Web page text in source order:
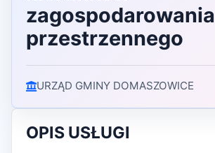
zagospodarowania
przestrzennego
URZĄD GMINY DOMASZOWICE
OPIS USŁUGI